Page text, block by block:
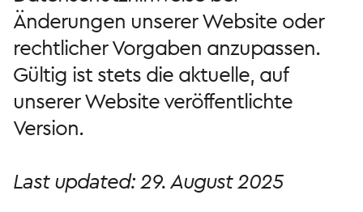
Änderungen unserer Website oder
rechtlicher Vorgaben anzupassen.
Gültig ist stets die aktuelle, auf
unserer Website veröffentlichte
Version.
Last updated: 29. August 2025